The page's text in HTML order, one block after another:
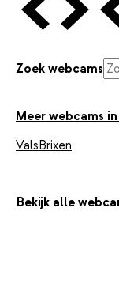
Zoek webcams
Meer webcams
ValsBrixen
Bekijk alle